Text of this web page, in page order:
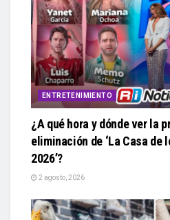
ENTRETENIMIENTO
¿A qué hora y dónde ver la
eliminación de ‘La Casa de
2026’?
2 agosto, 2026